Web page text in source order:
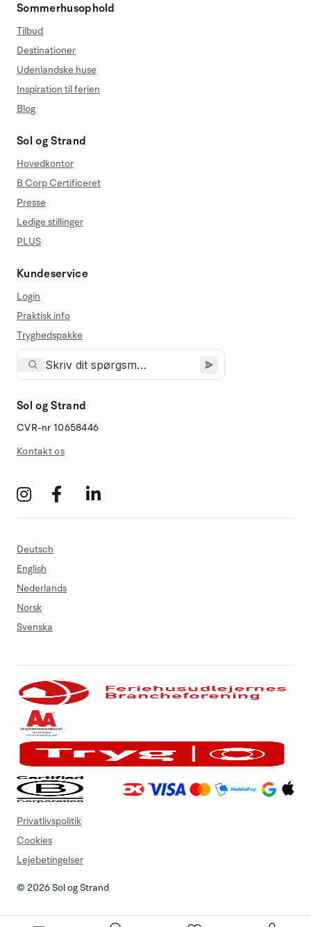
Sommerhusophold
Tilbud
Destinationer
Udenlandske huse
Inspiration til ferien
Blog
Sol og Strand
Hovedkontor
B Corp Certificeret
Presse
Ledige stillinger
PLUS
Kundeservice
Login
Praktisk info
Tryghedspakke
Sol og Strand
CVR-nr 10658446
Kontakt os
Deutsch
English
Nederlands
Norsk
Svenska
© 2026 Sol og Strand
Privatlivspolitik
Cookies
Lejebetingelser